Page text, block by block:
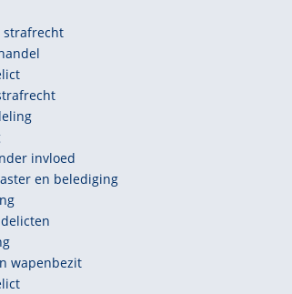
strafrecht
invloed
en belediging
wapenbezit